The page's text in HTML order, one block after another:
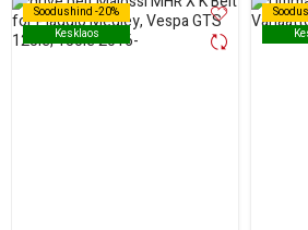
Soodushind -20%
Kesklaos
Soodushind -20%
Kesklaos